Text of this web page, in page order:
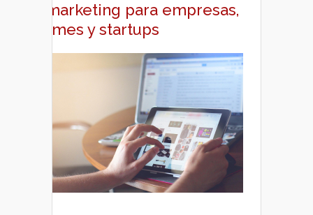
y marketing para empresas,
pymes y startups